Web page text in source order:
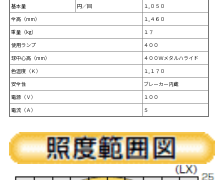
基本量
円／回
１,０５０
全高（mm）
１,４６０
重量（kg）
１７
使用ランプ
４００
球中心高（mm）
４００Ｗメタルハライド
色温度（Ｋ）
１,１７０
安全性
ブレーカー内蔵
電源（Ｖ）
１００
電流（Ａ）
５